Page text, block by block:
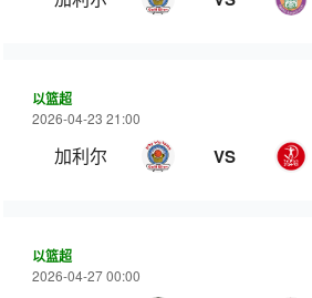
以篮超
2026-04-23 21:00
加利尔 VS
以篮超
2026-04-27 00:00